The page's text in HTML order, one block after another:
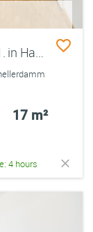
Unmöbliertes WG-Zimmer zum 01.11. in Hamburg Harburg - direkt am Hafen
17 m²
4 hours